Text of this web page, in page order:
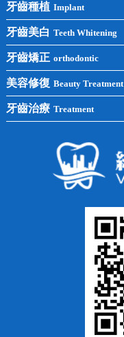
牙齒種植 Implant
前牙種植
後牙種植
單顆種植
半口種植
全口種植
牙齒美白 Teeth Whitening
冷光美白
洗牙
黃黑牙
常見問題
牙齒矯正 orthodontic
牙齒矯正
兒童矯正
牙列不齊
美容修復 Beauty Treatment
全瓷牙
牙齒治療 Treatment
牙齦出血